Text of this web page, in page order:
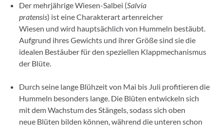
Der mehrjährige Wiesen-Salbei (Salvia
pratensis) ist eine Charakterart artenreicher
Wiesen und wird hauptsächlich von Hummeln bestäubt.
Aufgrund ihres Gewichts und ihrer Größe sind sie die
idealen Bestäuber für den speziellen Klappmechanismus
der Blüte.
Durch seine lange Blühzeit von Mai bis Juli profitieren die
Hummeln besonders lange. Die Blüten entwickeln sich
mit dem Wachstum des Stängels, sodass sich oben
neue Blüten bilden können, während die unteren schon